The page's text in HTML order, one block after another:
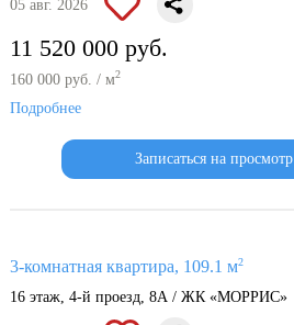
05 авг. 2026
11 520 000 руб.
160 000 руб. / м2
Подробнее
Записаться на просмотр
3-комнатная квартира, 109.1 м2
16 этаж, 4-й проезд, 8А / ЖК «МОРРИС»